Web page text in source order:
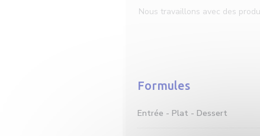
Nous travaillons avec des
Formules
Entrée - Plat - Dessert